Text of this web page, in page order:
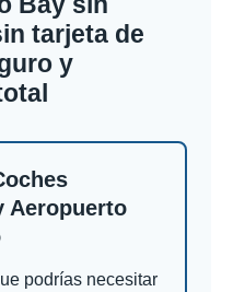
tarjeta de
y
Aeropuerto
podrías necesitar